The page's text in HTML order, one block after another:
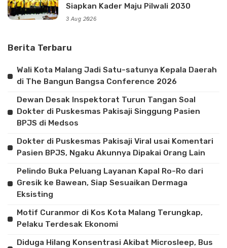
Siapkan Kader Maju Pilwali 2030
3 Aug 2026
Berita Terbaru
Wali Kota Malang Jadi Satu-satunya Kepala Daerah
di The Bangun Bangsa Conference 2026
Dewan Desak Inspektorat Turun Tangan Soal
Dokter di Puskesmas Pakisaji Singgung Pasien
BPJS di Medsos
Dokter di Puskesmas Pakisaji Viral usai Komentari
Pasien BPJS, Ngaku Akunnya Dipakai Orang Lain
Pelindo Buka Peluang Layanan Kapal Ro-Ro dari
Gresik ke Bawean, Siap Sesuaikan Dermaga
Eksisting
Motif Curanmor di Kos Kota Malang Terungkap,
Pelaku Terdesak Ekonomi
Diduga Hilang Konsentrasi Akibat Microsleep, Bus